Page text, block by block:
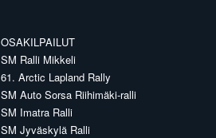
OSAKILPAILUT
SM Ralli Mikkeli
61. Arctic Lapland Rally
SM Auto Sorsa Riihimäki-ralli
SM Imatra Ralli
SM Jyväskylä Ralli